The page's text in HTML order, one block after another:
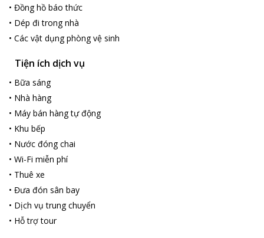
• Đồng hồ báo thức
• Dép đi trong nhà
• Các vật dụng phòng vệ sinh
Tiện ích dịch vụ
• Bữa sáng
• Nhà hàng
• Máy bán hàng tự động
• Khu bếp
• Nước đóng chai
• Wi-Fi miễn phí
• Thuê xe
• Đưa đón sân bay
• Dịch vụ trung chuyển
• Hỗ trợ tour